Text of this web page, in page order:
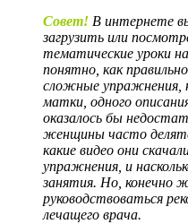
Совет! В интернете
загрузить или
тематические уроки
понятно, как
сложные упражнения,
матки, одного
оказалось бы
женщины часто
какие видео они
упражнения, и
занятия. Но, конечно
руководствоваться
лечащего врача.